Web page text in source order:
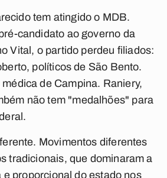
tem atingido o MDB.
candidato ao governo da
Vital, o partido perdeu filiados:
políticos de São Bento.
de Campina. Raniery,
não tem "medalhões" para
Movimentos diferentes
tradicionais, que dominaram a
proporcional do estado nos